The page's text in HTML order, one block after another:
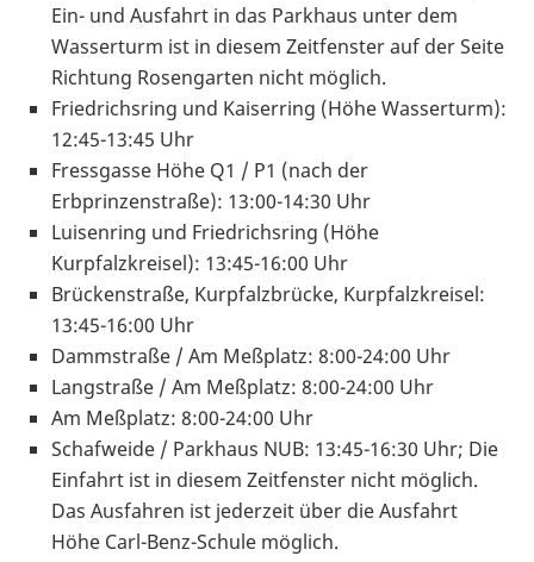
Ein- und Ausfahrt in das Parkhaus unter dem
Wasserturm ist in diesem Zeitfenster auf der Seite
Richtung Rosengarten nicht möglich.
Friedrichsring und Kaiserring (Höhe Wasserturm):
12:45-13:45 Uhr
Fressgasse Höhe Q1 / P1 (nach der
Erbprinzenstraße): 13:00-14:30 Uhr
Luisenring und Friedrichsring (Höhe
Kurpfalzkreisel): 13:45-16:00 Uhr
Brückenstraße, Kurpfalzbrücke, Kurpfalzkreisel:
13:45-16:00 Uhr
Dammstraße / Am Meßplatz: 8:00-24:00 Uhr
Langstraße / Am Meßplatz: 8:00-24:00 Uhr
Am Meßplatz: 8:00-24:00 Uhr
Schafweide / Parkhaus NUB: 13:45-16:30 Uhr; Die
Einfahrt ist in diesem Zeitfenster nicht möglich.
Das Ausfahren ist jederzeit über die Ausfahrt
Höhe Carl-Benz-Schule möglich.